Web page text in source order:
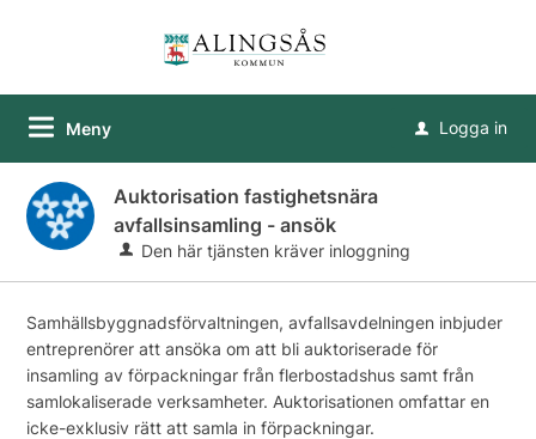
Meny u Logga in
Auktorisation fastighetsnära
avfallsinsamling - ansök
Den här tjänsten kräver inloggning
Samhällsbyggnadsförvaltningen, avfallsavdelningen inbjuder
entreprenörer att ansöka om att bli auktoriserade för
insamling av förpackningar från flerbostadshus samt från
samlokaliserade verksamheter. Auktorisationen omfattar en
icke-exklusiv rätt att samla in förpackningar.